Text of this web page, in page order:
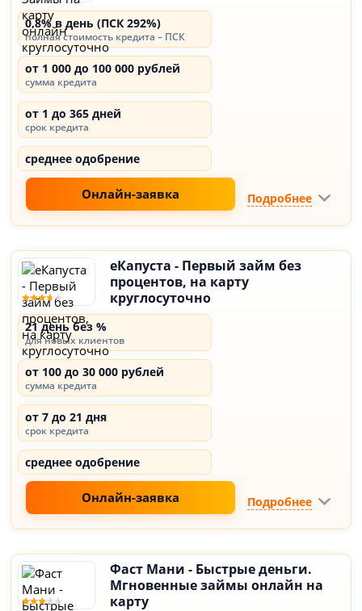
0,8% в день (ПСК 292%)
полная стоимость кредита – ПСК
от 1 000 до 100 000 рублей
сумма кредита
от 1 до 365 дней
срок кредита
среднее одобрение
Онлайн-заявка Подробнее
еКапуста - Первый займ без
процентов, на карту
круглосуточно
21 день без %
для новых клиентов
от 100 до 30 000 рублей
сумма кредита
от 7 до 21 дня
срок кредита
среднее одобрение
Онлайн-заявка Подробнее
Фаст Мани - Быстрые деньги.
Мгновенные займы онлайн на
карту